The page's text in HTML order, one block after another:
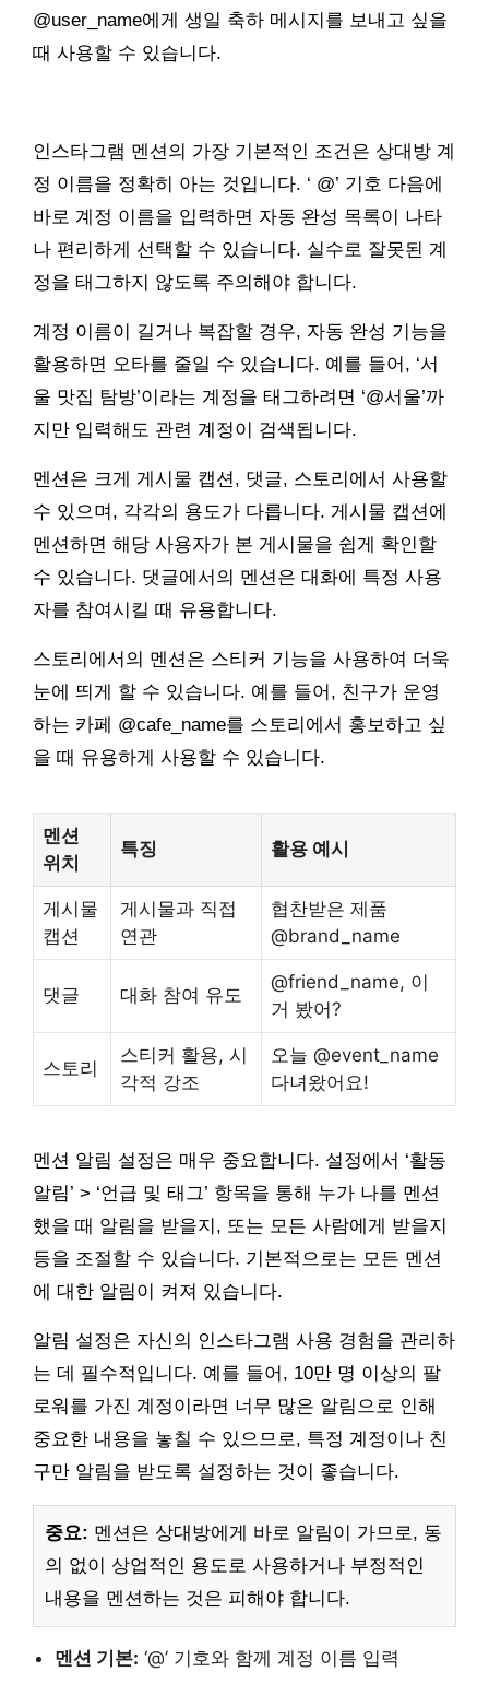
@user_name에게 생일 축하 메시지를 보내고 싶을
때 사용할 수 있습니다.
인스타그램 멘션의 가장 기본적인 조건은 상대방 계
정 이름을 정확히 아는 것입니다. ‘ @’ 기호 다음에
바로 계정 이름을 입력하면 자동 완성 목록이 나타
나 편리하게 선택할 수 있습니다. 실수로 잘못된 계
정을 태그하지 않도록 주의해야 합니다.
계정 이름이 길거나 복잡할 경우, 자동 완성 기능을
활용하면 오타를 줄일 수 있습니다. 예를 들어, ‘서
울 맛집 탐방’이라는 계정을 태그하려면 ‘@서울’까
지만 입력해도 관련 계정이 검색됩니다.
멘션은 크게 게시물 캡션, 댓글, 스토리에서 사용할
수 있으며, 각각의 용도가 다릅니다. 게시물 캡션에
멘션하면 해당 사용자가 본 게시물을 쉽게 확인할
수 있습니다. 댓글에서의 멘션은 대화에 특정 사용
자를 참여시킬 때 유용합니다.
스토리에서의 멘션은 스티커 기능을 사용하여 더욱
눈에 띄게 할 수 있습니다. 예를 들어, 친구가 운영
하는 카페 @cafe_name를 스토리에서 홍보하고 싶
을 때 유용하게 사용할 수 있습니다.
멘션
위치
특징 활용 예시
게시물
캡션
게시물과 직접
연관
협찬받은 제품
@brand_name
댓글 대화 참여 유도
@friend_name, 이
거 봤어?
스토리
스티커 활용, 시
각적 강조
오늘 @event_name
다녀왔어요!
멘션 알림 설정은 매우 중요합니다. 설정에서 ‘활동
알림’ > ‘언급 및 태그’ 항목을 통해 누가 나를 멘션
했을 때 알림을 받을지, 또는 모든 사람에게 받을지
등을 조절할 수 있습니다. 기본적으로는 모든 멘션
에 대한 알림이 켜져 있습니다.
알림 설정은 자신의 인스타그램 사용 경험을 관리하
는 데 필수적입니다. 예를 들어, 10만 명 이상의 팔
로워를 가진 계정이라면 너무 많은 알림으로 인해
중요한 내용을 놓칠 수 있으므로, 특정 계정이나 친
구만 알림을 받도록 설정하는 것이 좋습니다.
중요: 멘션은 상대방에게 바로 알림이 가므로, 동
의 없이 상업적인 용도로 사용하거나 부정적인
내용을 멘션하는 것은 피해야 합니다.
멘션 기본: ‘@’ 기호와 함께 계정 이름 입력